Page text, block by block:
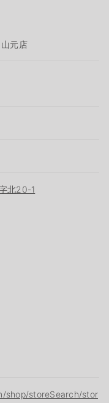
元店
北20-1
shop/storeSearch/stor